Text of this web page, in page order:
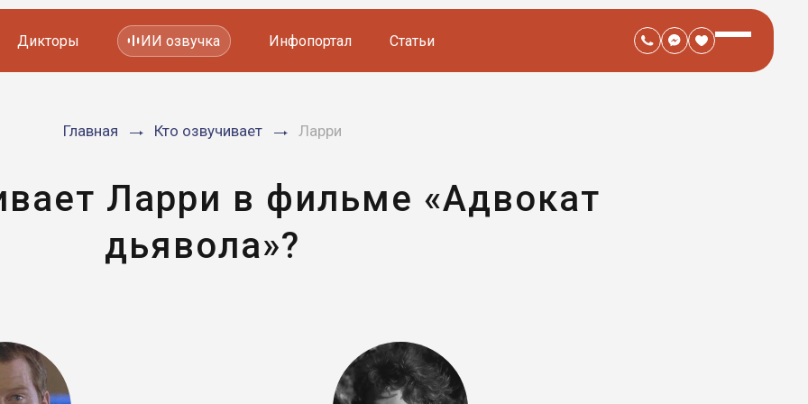
Мультфильмов
Дикторы ИИ озвучка Инфопортал Статьи
Главная Кто озвучивает Ларри
Ларри в фильме «Адвокат
дьявола»?